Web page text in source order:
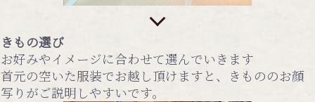
きもの選び
お好みやイメージに合わせて選んでいきます
首元の空いた服装でお越し頂けますと、きもののお顔
写りがご説明しやすいです。